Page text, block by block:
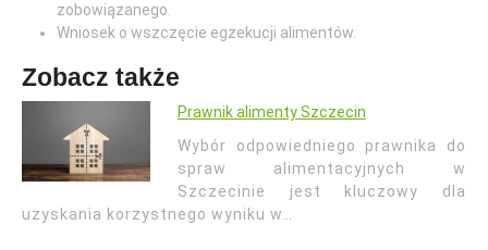
zobowiązanego.
Wniosek o wszczęcie egzekucji alimentów.
Zobacz także
Prawnik alimenty Szczecin
Wybór odpowiedniego prawnika do
spraw alimentacyjnych w
Szczecinie jest kluczowy dla
uzyskania korzystnego wyniku w…